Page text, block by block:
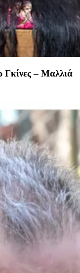
Γκίνες – Μαλλιά